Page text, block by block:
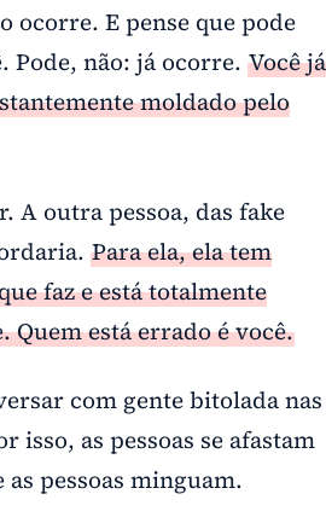
ocorre. E pense que pode
Pode, não: já ocorre. Você já
moldado pelo
A outra pessoa, das fake
Para ela, ela tem
faz e está totalmente
Quem está errado é você.
com gente bitolada nas
isso, as pessoas se afastam
as pessoas minguam.